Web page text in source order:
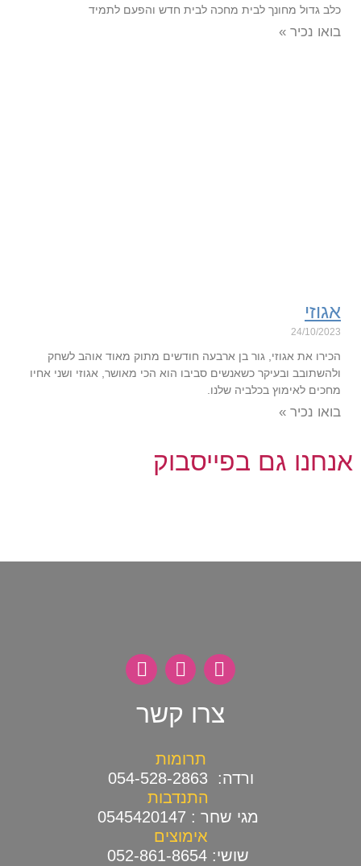
כלב גדול מחונך לבית מחכה לבית חדש והפעם לתמיד
בואו נכיר »
אגוזי
24/10/2023
הכירו את אגוזי, גור בן ארבעה חודשים מתוק מאוד אוהב לשחק
ולהשתובב ובעיקר כשאנשים סביבו הוא הכי מאושר, אגוזי ושני אחיו
מחכים לאימוץ בכלביה שלנו.
בואו נכיר »
אנחנו גם בפייסבוק
צרו קשר
תרומות
ורדה: 054-528-2863
התנדבות
מגי שחר : 0545420147
אימוצים
שושי: 052-861-8654